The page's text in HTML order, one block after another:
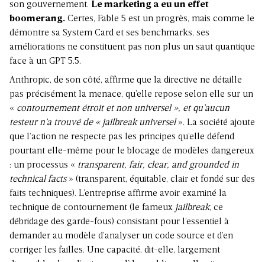
son gouvernement. Le marketing a eu un effet
boomerang. Certes, Fable 5 est un progrès, mais comme le
démontre sa System Card et ses benchmarks, ses
améliorations ne constituent pas non plus un saut quantique
face à un GPT 5.5.
Anthropic, de son côté, affirme que la directive ne détaille
pas précisément la menace, qu’elle repose selon elle sur un
« contournement étroit et non universel », et qu’aucun
testeur n’a trouvé de « jailbreak universel». La société ajoute
que l’action ne respecte pas les principes qu’elle défend
pourtant elle-même pour le blocage de modèles dangereux
: un processus « transparent, fair, clear, and grounded in
technical facts» (transparent, équitable, clair et fondé sur des
faits techniques). L’entreprise affirme avoir examiné la
technique de contournement (le fameux jailbreak, ce
débridage des garde-fous) consistant pour l’essentiel à
demander au modèle d’analyser un code source et d’en
corriger les failles. Une capacité, dit-elle, largement